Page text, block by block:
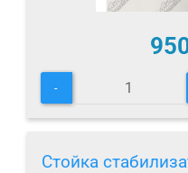
-
Стойка